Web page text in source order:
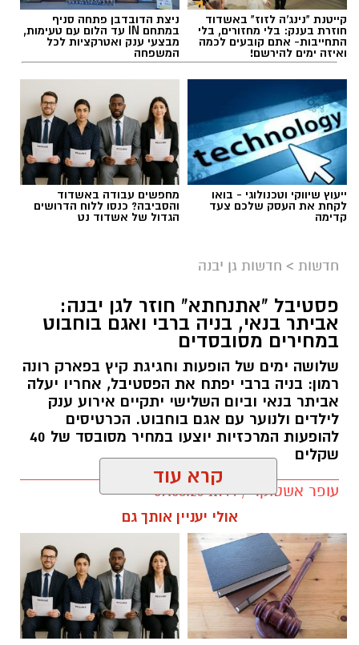
קייטנת "נינג'ה לזוז" באשדוד
חוזרת בענק: בלי מחזורים, בלי
התחייבות- אתם קובעים לכמה
ואיזה ימים להירשם!
ניצת הדובדבן פתחה סניף
במתחם IN עד הלום עם טעימות,
מבצעי ענק ואטרקציות לכל
המשפחה
ייעוץ שיווקי וטכנולוגי - בואו
לקחת את העסק שלכם צעד
קדימה
מחפשים עבודה באשדוד
והסביבה? כנסו ללוח הדרושים
הגדול של אשדוד נט
חדשות > חדשות גן יבנה
פסטיבל "אתנחתא" חוזר לגן יבנה:
אביתר בנאי, בניה ברבי ואגם בוחבוט
במחירים מסובסדים
שלושה ימים של הופעות וחגיגת קיץ בפארק רונה
רמון: בניה ברבי יפתח את הפסטיבל, אחריו יעלה
אביתר בנאי וביום השלישי יתקיים אירוע ענק
לילדים ולנוער עם אגם בוחבוט. הכרטיסים
להופעות המרכזיות יוצעו במחיר מסובסד של 40
שקלים
עופר אשטוקר / 11:44 09.08.26
תגים:פסטיבל אתנחתא גן יבנה
קרא עוד
אולי יעניין אותך גם